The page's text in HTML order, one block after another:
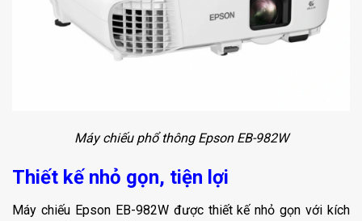
Máy chiếu phổ thông Epson EB-982W
Thiết kế nhỏ gọn, tiện lợi
Máy chiếu Epson EB-982W được thiết kế nhỏ gọn với kích